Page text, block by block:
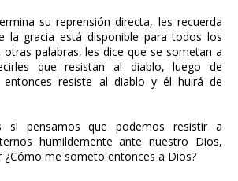
su reprensión directa, les recuerda
la gracia está disponible para todos los
otras palabras, les dice que se sometan a
que resistan al diablo, luego de
resiste al diablo y él huirá de
si pensamos que podemos resistir a
humildemente ante nuestro Dios,
¿Cómo me someto entonces a Dios?